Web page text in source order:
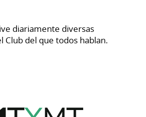
diariamente diversas
Club del que todos hablan.